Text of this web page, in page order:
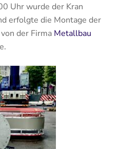
Uhr wurde der Kran
erfolgte die Montage der
der Firma Metallbau